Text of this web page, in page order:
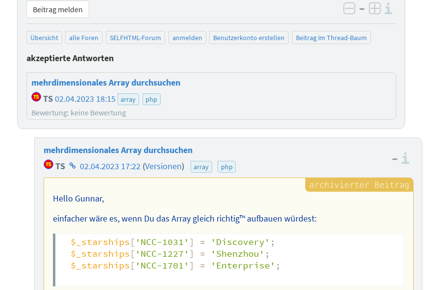
Beitrag melden negativ bewerten
– positiv
Übersicht alle Foren SELFHTML-Forum anmelden Benutzerkonto erstellen Beitrag im Thread-Baum
akzeptierte Antworten
mehrdimensionales Array durchsuchen
TS 02.04.2023 18:15 array php
Bewertung: keine Bewertung
mehrdimensionales Array durchsuchen
TS Homepage
des
02.04.2023 17:22 (Versionen) array php
–
Hello Gunnar,
einfacher wäre es, wenn Du das Array gleich richtig™ aufbauen würdest:
$_starships [ 'NCC-1031' ] = 'Discovery' ;
$_starships [ 'NCC-1227' ] = 'Shenzhou' ;
$_starships [ 'NCC-1701' ] = 'Enterprise' ;